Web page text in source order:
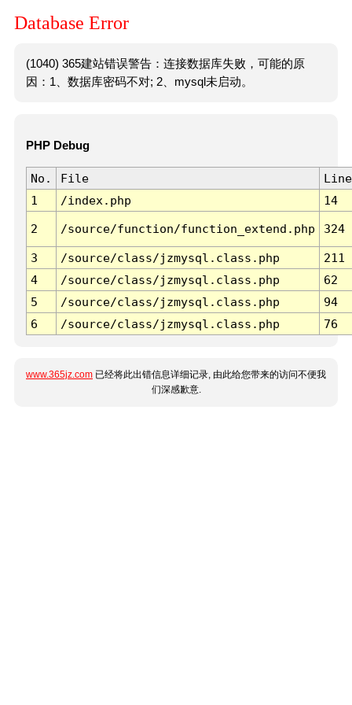
Database Error
(1040) 365建站错误警告：连接数据库失败，可能的原
因：1、数据库密码不对; 2、mysql未启动。
PHP Debug
No. File
Line
1
/index.php 14
2 /source/function/function_extend.php 324
3 /source/class/jzmysql.class.php
211
4
/source/class/jzmysql.class.php
62
5
/source/class/jzmysql.class.php
94
6
/source/class/jzmysql.class.php 76
www.365jz.com 已经将此出错信息详细记录, 由此给您带来的访问不便我
们深感歉意.